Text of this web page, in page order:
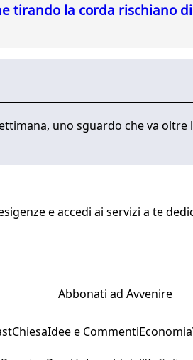
tirando la corda rischiano
uno sguardo che va oltre
e accedi ai servizi a te
Abbonati ad Avvenire
ChiesaIdee e CommentiEconomia